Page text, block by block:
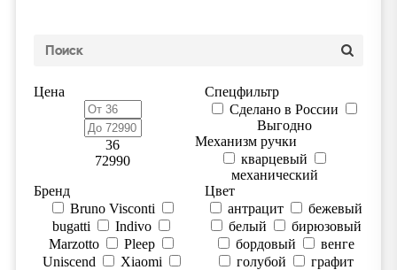
Цена
36
72990
Спецфильтр
Сделано в России
Выгодно
Механизм ручки
кварцевый
механический
Цвет
антрацит
бежевый
белый
бирюзовый
бордовый
венге
голубой
графит
Бренд
Bruno Visconti
bugatti
Indivo
Marzotto
Pleep
Uniscend
Xiaomi